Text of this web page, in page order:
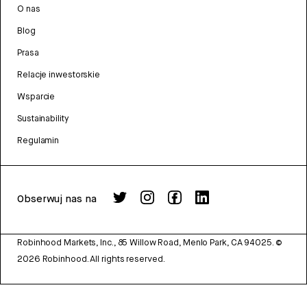
O nas
Blog
Prasa
Relacje inwestorskie
Wsparcie
Sustainability
Regulamin
Obserwuj nas na
Robinhood Markets, Inc., 85 Willow Road, Menlo Park, CA 94025. ©
2026 Robinhood. All rights reserved.